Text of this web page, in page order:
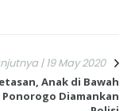
| 19 May 2020
Anak di Bawah
Ponorogo Diamankan